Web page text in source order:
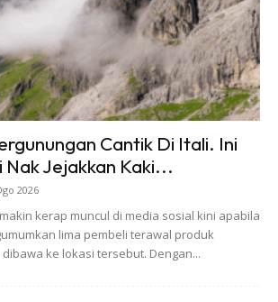
Cantik Di Itali. Ini
Nak Jejakkan Kaki...
2026
kerap muncul di media sosial kini apabila
lima pembeli terawal produk
ke lokasi tersebut. Dengan...